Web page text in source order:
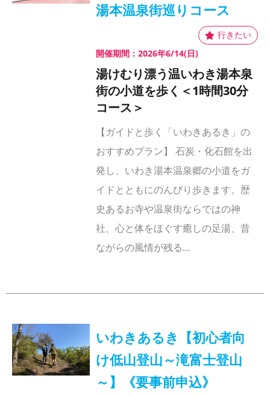
湯本温泉街巡りコース
開催期間：2026年6/14(日)
湯けむり漂う温いわき湯本泉
街の小道を歩く＜1時間30分
コース＞
【ガイドと歩く「いわきあるき」の
おすすめプラン】 石炭・化石館を出
発し、いわき湯本温泉郷の小道をガ
イドとともにのんびり歩きます。歴
史あるお寺や温泉街ならではの神
社、心と体をほぐす癒しの足湯、昔
ながらの風情が残る…
いわきあるき【初心者向
け低山登山～滝富士登山
～】《要事前申込》